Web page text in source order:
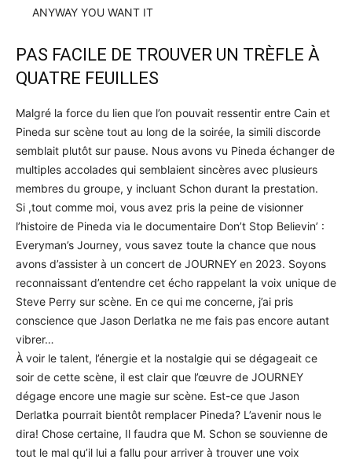
ANYWAY YOU WANT IT
PAS FACILE DE TROUVER UN TRÈFLE À
QUATRE FEUILLES
Malgré la force du lien que l’on pouvait ressentir entre Cain et
Pineda sur scène tout au long de la soirée, la simili discorde
semblait plutôt sur pause. Nous avons vu Pineda échanger de
multiples accolades qui semblaient sincères avec plusieurs
membres du groupe, y incluant Schon durant la prestation.
Si ,tout comme moi, vous avez pris la peine de visionner
l’histoire de Pineda via le documentaire Don’t Stop Believin’ :
Everyman’s Journey, vous savez toute la chance que nous
avons d’assister à un concert de JOURNEY en 2023. Soyons
reconnaissant d’entendre cet écho rappelant la voix unique de
Steve Perry sur scène. En ce qui me concerne, j’ai pris
conscience que Jason Derlatka ne me fais pas encore autant
vibrer…
À voir le talent, l’énergie et la nostalgie qui se dégageait ce
soir de cette scène, il est clair que l’œuvre de JOURNEY
dégage encore une magie sur scène. Est-ce que Jason
Derlatka pourrait bientôt remplacer Pineda? L’avenir nous le
dira! Chose certaine, Il faudra que M. Schon se souvienne de
tout le mal qu’il lui a fallu pour arriver à trouver une voix